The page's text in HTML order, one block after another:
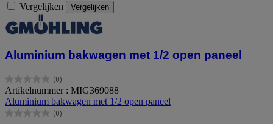
Vergelijken Vergelijken
Aluminium bakwagen met 1/2 open paneel
(0)
0.0
van
de
5
Artikelnummer : MIG369088
Aluminium bakwagen met 1/2 open paneel
(0)
0.0